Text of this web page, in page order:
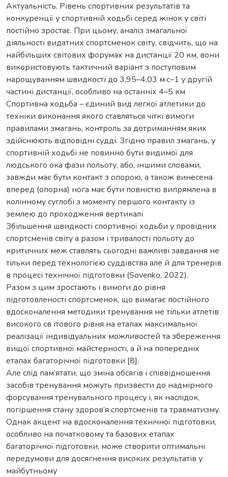
Актуальність. Рівень спортивних результатів та
конкуренції у спортивній ходьбі серед жінок у світі
постійно зростає. При цьому, аналіз змагальної
діяльності видатних спортсменок світу, свідчить, що на
найбільших світових форумах на дистанції 20 км, вони
використовують тактичний варіант з поступовим
нарощуванням швидкості до 3,95–4,03 м·с–1 у другій
частині дистанції, особливо на останніх 4–5 км
Cпортивна ходьба – єдиний вид легкої атлетики до
техніки виконання якого ставляться чіткі вимоги
правилами змагань, контроль за дотриманням яких
здійснюють відповідні судді. Згідно правил змагань, у
спортивній ходьбі не повинно бути видимої для
людського ока фази польоту, або, іншими словами,
завжди має бути контакт з опорою, а також винесена
вперед (опорна) нога має бути повністю випрямлена в
колінному суглобі з моменту першого контакту із
землею до проходження вертикалі
Збільшення швидкості спортивної ходьби у провідних
спортсменів світу а разом і тривалості польоту до
критичних меж ставлять сьогодні важливі завдання не
тільки перед технологією суддівства але й для тренерів
в процесі технічної підготовки (Sovenko, 2022).
Разом з цим зростають і вимоги до рівня
підготовленості спортсменок, що вимагає постійного
вдосконалення методики тренування не тільки атлетів
високого св ітового рівня на етапах максимальної
реалізації індивідуальних можливостей та збереження
вищої спортивної майстерності, а й на попередніх
етапах багаторічної підготовки [8].
Але слід пам’ятати, що зміна обсягів і співвідношення
засобів тренування можуть призвести до надмірного
форсування тренувального процесу і, як наслідок,
погіршення стану здоров’я спортсменів та травматизму.
Однак акцент на вдосконалення технічної підготовки,
особливо на початковому та базових етапах
багаторічної підготовки, може створити оптимальні
передумови для досягнення високих результатів у
майбутньому